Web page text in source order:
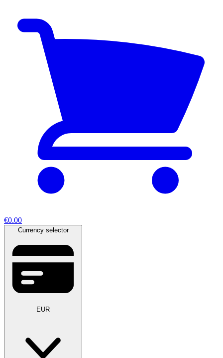
€0.00
Currency selector
EUR